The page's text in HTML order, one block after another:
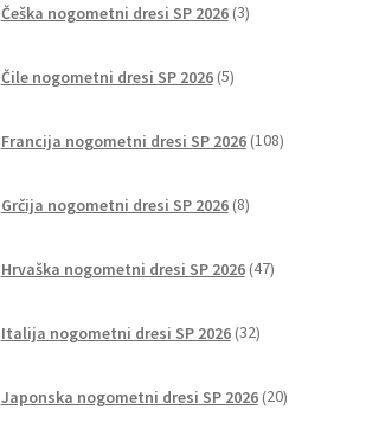
Češka nogometni dresi SP 2026 3izdelki
Čile nogometni dresi SP 2026 5izdelkov
Francija nogometni dresi SP 2026 108izdelkov
Grčija nogometni dresi SP 2026 8izdelkov
Hrvaška nogometni dresi SP 2026 47izdelkov
Italija nogometni dresi SP 2026 32izdelkov
Japonska nogometni dresi SP 2026 20izdelkov